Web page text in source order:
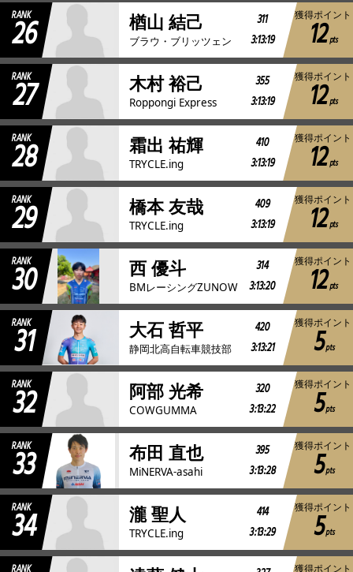
RANK
26 楢山 結己
ブラウ・ブリッツェン
311
3:13:19
獲得ポイント
12pts
RANK
27 木村 裕己
Roppongi Express
355
3:13:19
獲得ポイント
12pts
RANK
28 霜出 祐輝
TRYCLE.ing
410
3:13:19
獲得ポイント
12pts
RANK
29 橋本 友哉
TRYCLE.ing
409
3:13:19
獲得ポイント
12pts
RANK
30 西 優斗
BMレーシングZUNOW
314
3:13:20
獲得ポイント
12pts
RANK
31 大石 哲平
静岡北高自転車競技部
420
3:13:21
獲得ポイント
5pts
RANK
32 阿部 光希
COWGUMMA
320
3:13:22
獲得ポイント
5pts
RANK
33 布田 直也
MiNERVA-asahi
395
3:13:28
獲得ポイント
5pts
RANK
34 瀧 聖人
TRYCLE.ing
414
3:13:29
獲得ポイント
5pts
獲得ポイント